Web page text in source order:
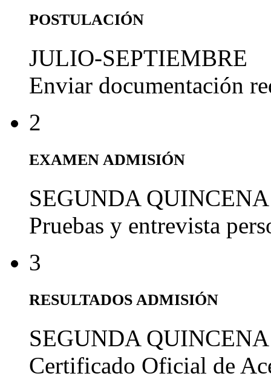
POSTULACIÓN
JULIO-SEPTIEMBRE
Enviar documentación
2
EXAMEN ADMISIÓN
SEGUNDA
Pruebas y entrevista
3
RESULTADOS ADMISIÓN
SEGUNDA
Certificado Oficial de